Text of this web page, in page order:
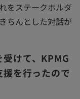
をステークホルダ
ちんとした対話が
けて、KPMG
を行ったので